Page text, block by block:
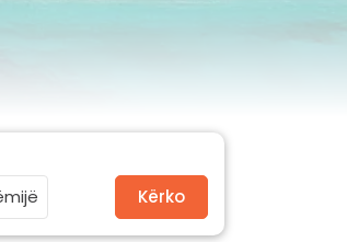
Kërko